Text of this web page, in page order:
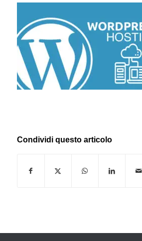
Condividi questo articolo